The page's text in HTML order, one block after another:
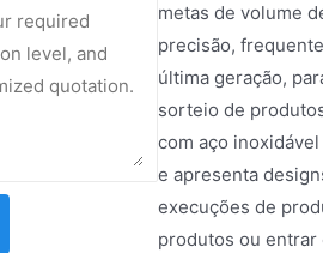
metas de volume
precisão,
última geração,
sorteio de
com aço
e apresenta
execuções de
produtos ou entrar